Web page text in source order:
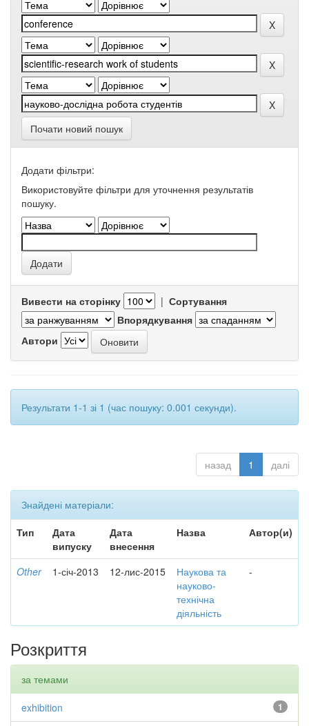
Почати новий пошук
Додати фільтри:
Використовуйте фільтри для уточнення результатів
пошуку.
Вивести на сторінку | Сортування
Впорядкування
Автори
Результати 1-1 зі 1 (час пошуку: 0.001 секунди).
назад 1 далі
Знайдені матеріали:
Тип
Дата
випуску
Дата
внесення
Назва Автор(и)
Other 1-січ-2013 12-лис-2015
Наукова та
науково-
технічна
діяльність
-
Розкриття
за темами
1
exhibition